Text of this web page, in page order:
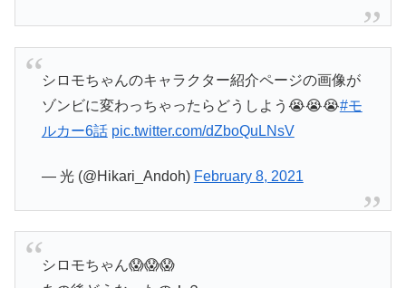
シロモちゃんのキャラクター紹介ページの画像が
ゾンビに変わっちゃったらどうしよう😭😭😭#モ
ルカー6話 pic.twitter.com/dZboQuLNsV
— 光 (@Hikari_Andoh) February 8, 2021
シロモちゃん😱😱😱